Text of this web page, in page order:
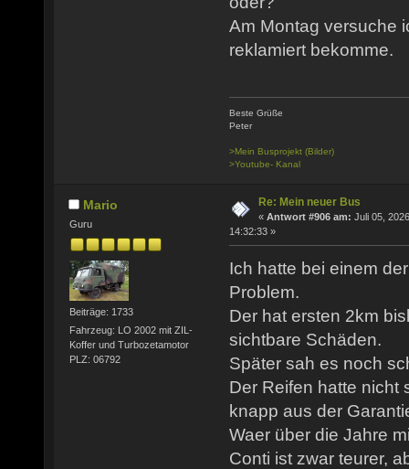
Am Montag versuche
reklamiert bekomme.
Beste Grüße
Peter
>Mein Busprojekt (Bilder)
>Youtube- Kanal
Mario
Guru
Beiträge: 1733
Fahrzeug: LO 2002 mit ZIL-
Koffer und Turbozetamotor
PLZ: 06792
Re: Mein neuer Bus
« Antwort #906 am: Juli 05,
14:32:33 »
Ich hatte bei einem
Problem.
Der hat ersten 2km
sichtbare Schäden.
Später sah es noch
Der Reifen hatte nicht
knapp aus der
Waer über die Jahre
Conti ist zwar teurer,